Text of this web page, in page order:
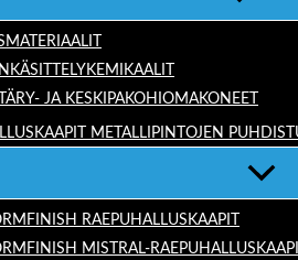
JA KESKIPAKOHIOMAKONEET
METALLIPINTOJEN
RAEPUHALLUSKAAPIT
MISTRAL-